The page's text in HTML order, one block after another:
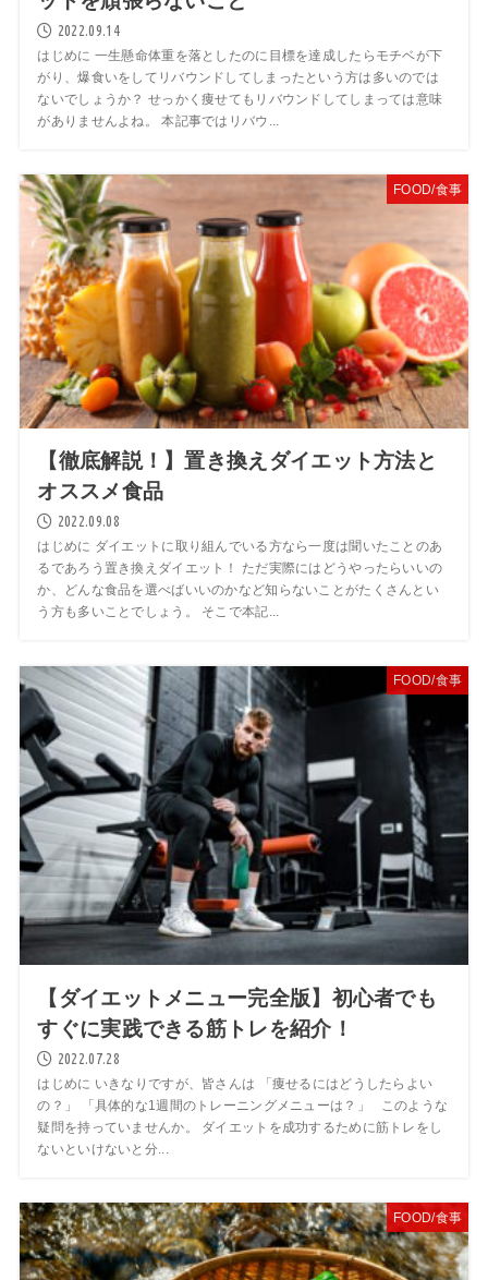
2022.09.14
はじめに 一生懸命体重を落としたのに目標を達成したらモチベが下
がり、爆食いをしてリバウンドしてしまったという方は多いのでは
ないでしょうか？ せっかく痩せてもリバウンドしてしまっては意味
がありませんよね。 本記事ではリバウ...
FOOD/食事
【徹底解説！】置き換えダイエット方法と
オススメ食品
2022.09.08
はじめに ダイエットに取り組んでいる方なら一度は聞いたことのあ
るであろう置き換えダイエット！ ただ実際にはどうやったらいいの
か、どんな食品を選べばいいのかなど知らないことがたくさんとい
う方も多いことでしょう。 そこで本記...
FOOD/食事
【ダイエットメニュー完全版】初心者でも
すぐに実践できる筋トレを紹介！
2022.07.28
はじめに いきなりですが、皆さんは 「痩せるにはどうしたらよい
の？」 「具体的な1週間のトレーニングメニューは？」 このような
疑問を持っていませんか。 ダイエットを成功するために筋トレをし
ないといけないと分...
FOOD/食事